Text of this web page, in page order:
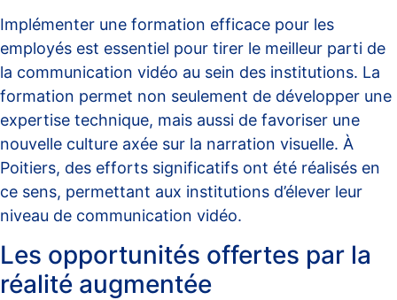
Implémenter une formation efficace pour les
employés est essentiel pour tirer le meilleur parti de
la communication vidéo au sein des institutions. La
formation permet non seulement de développer une
expertise technique, mais aussi de favoriser une
nouvelle culture axée sur la narration visuelle. À
Poitiers, des efforts significatifs ont été réalisés en
ce sens, permettant aux institutions d’élever leur
niveau de communication vidéo.
Les opportunités offertes par la
réalité augmentée